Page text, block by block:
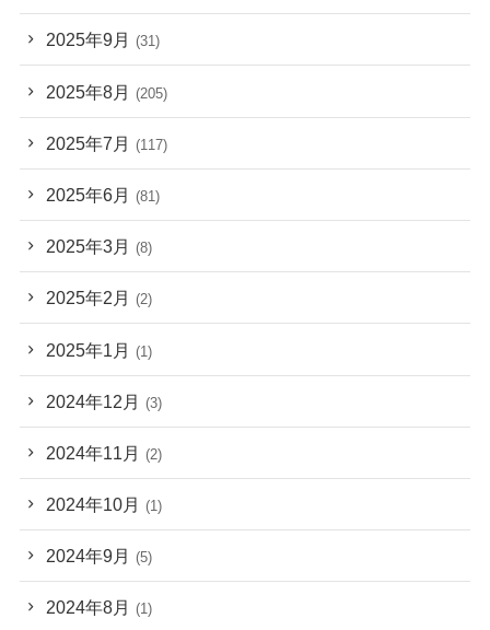
2025年9月 (31)
2025年8月 (205)
2025年7月 (117)
2025年6月 (81)
2025年3月 (8)
2025年2月 (2)
2025年1月 (1)
2024年12月 (3)
2024年11月 (2)
2024年10月 (1)
2024年9月 (5)
2024年8月 (1)